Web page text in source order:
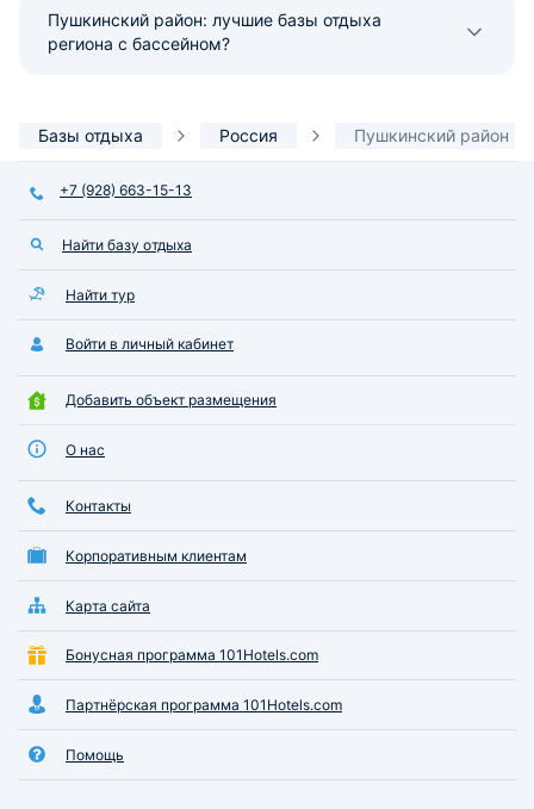
Пушкинский район: лучшие базы отдыха
региона с бассейном?
Базы отдыха Россия Пушкинский район
+7 (928) 663-15-13
Найти базу отдыха
Найти тур
Войти в личный кабинет
Добавить объект размещения
О нас
Контакты
Корпоративным клиентам
Карта сайта
Бонусная программа 101Hotels.com
Партнёрская программа 101Hotels.com
Помощь